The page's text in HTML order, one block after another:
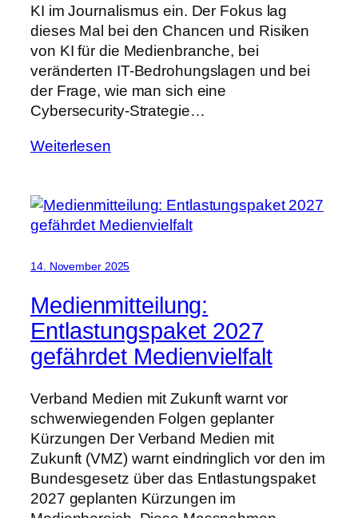
KI im Journalismus ein. Der Fokus lag
dieses Mal bei den Chancen und Risiken
von KI für die Medienbranche, bei
veränderten IT-Bedrohungslagen und bei
der Frage, wie man sich eine
Cybersecurity-Strategie…
Weiterlesen
14. November 2025
Medienmitteilung:
Entlastungspaket 2027
gefährdet Medienvielfalt
Verband Medien mit Zukunft warnt vor
schwerwiegenden Folgen geplanter
Kürzungen Der Verband Medien mit
Zukunft (VMZ) warnt eindringlich vor den im
Bundesgesetz über das Entlastungspaket
2027 geplanten Kürzungen im